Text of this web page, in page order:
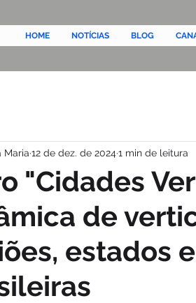
HOME NOTÍCIAS BLOG
"Cidades
de
estados
Maria 12 de dez. de 2024 1 min de leitura